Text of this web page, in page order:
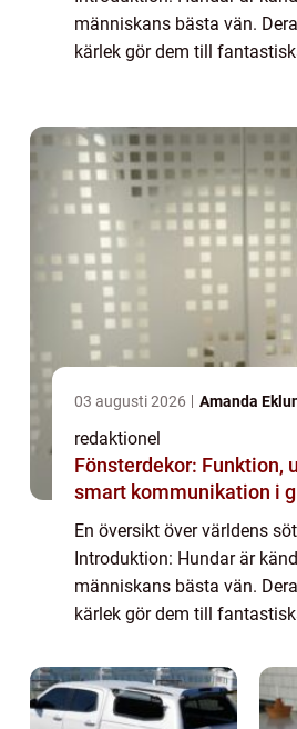
människans bästa vän.
kärlek gör dem till
03 augusti 2026 Amanda
redaktionel
Fönsterdekor: Funktion,
smart kommunikation i
En översikt över världens
Introduktion: Hundar är
människans bästa vän.
kärlek gör dem till
annan egenskap som gör